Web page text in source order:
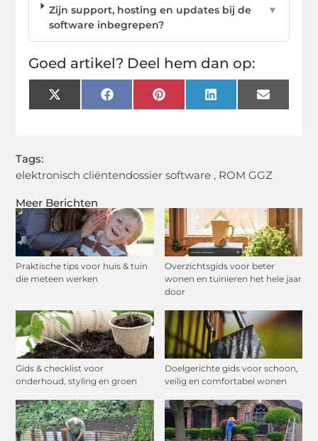
Meer Berichten
Praktische tips voor huis & tuin
die meteen werken
Overzichtsgids voor beter
wonen en tuinieren het hele jaar
door
Gids & checklist voor
onderhoud, styling en groen
Doelgerichte gids voor schoon,
veilig en comfortabel wonen
Zijn support, hosting en updates bij de
software inbegrepen?
▼
Goed artikel? Deel hem dan op:
X
(Twitter)
FacebookPinterest LinkedIn Email
Tags:
elektronisch cliëntendossier software , ROM GGZ